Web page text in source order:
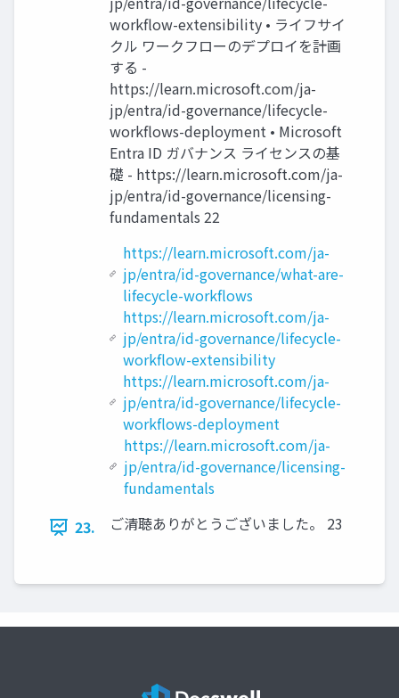
workflow-extensibility • ライフサイ
クル ワークフローのデプロイを計画
する -
https://learn.microsoft.com/ja-
jp/entra/id-governance/lifecycle-
workflows-deployment • Microsoft
Entra ID ガバナンス ライセンスの基
礎 - https://learn.microsoft.com/ja-
jp/entra/id-governance/licensing-
fundamentals 22
https://learn.microsoft.com/ja-
jp/entra/id-governance/what-are-
lifecycle-workflows
https://learn.microsoft.com/ja-
jp/entra/id-governance/lifecycle-
workflow-extensibility
https://learn.microsoft.com/ja-
jp/entra/id-governance/lifecycle-
workflows-deployment
https://learn.microsoft.com/ja-
jp/entra/id-governance/licensing-
fundamentals
23.
ご清聴ありがとうございました。 23